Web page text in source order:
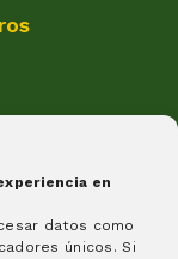
en
datos como
únicos. Si